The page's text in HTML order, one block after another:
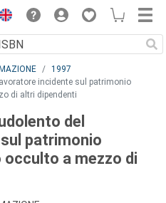
1997
incidente sul patrimonio
di altri dipendenti
del
patrimonio
a mezzo di